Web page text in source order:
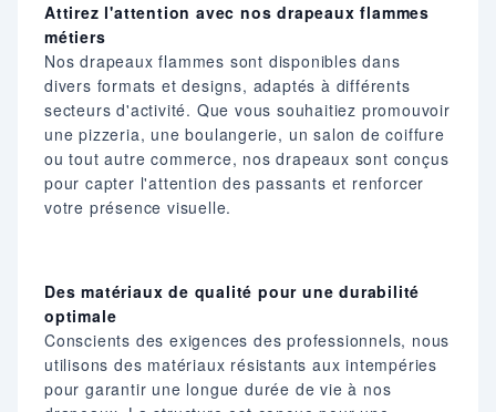
Attirez l'attention avec nos drapeaux flammes
métiers
Nos drapeaux flammes sont disponibles dans
divers formats et designs, adaptés à différents
secteurs d'activité. Que vous souhaitiez promouvoir
une pizzeria, une boulangerie, un salon de coiffure
ou tout autre commerce, nos drapeaux sont conçus
pour capter l'attention des passants et renforcer
votre présence visuelle.​
Des matériaux de qualité pour une durabilité
optimale
Conscients des exigences des professionnels, nous
utilisons des matériaux résistants aux intempéries
pour garantir une longue durée de vie à nos